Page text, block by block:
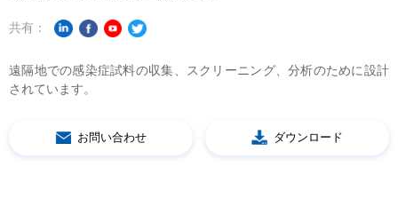
共有：
されています。
お問い合わせ ダウンロード